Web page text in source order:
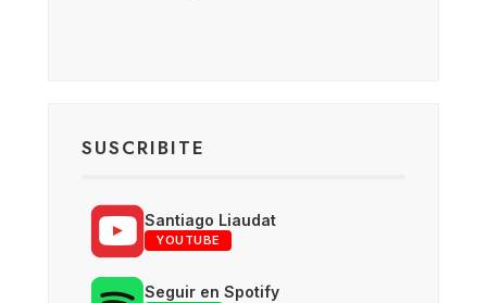
SUSCRIBITE
Santiago Liaudat
YOUTUBE
Seguir en Spotify